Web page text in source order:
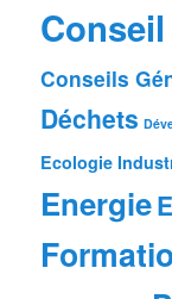
Conseils
Déchets
Ecologie
Energie